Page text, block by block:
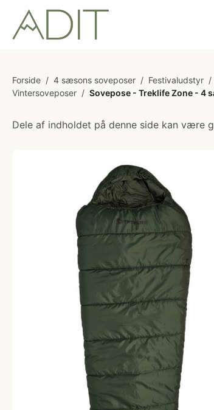
Forside / 4 sæsons soveposer / Festivaludstyr /
Vintersoveposer / Sovepose - Treklife Zone - 4
Dele af indholdet på denne side kan være